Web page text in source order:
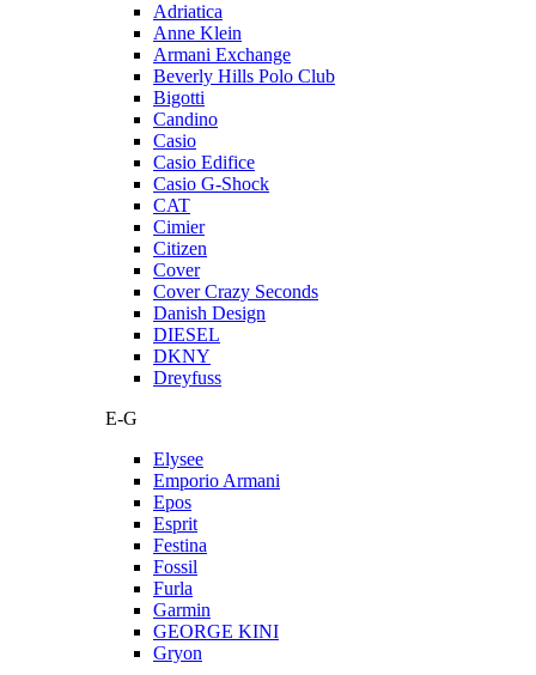
Adriatica
Anne Klein
Armani Exchange
Beverly Hills Polo Club
Bigotti
Candino
Casio
Casio Edifice
Casio G-Shock
CAT
Cimier
Citizen
Cover
Cover Crazy Seconds
Danish Design
DIESEL
DKNY
Dreyfuss
E-G
Elysee
Emporio Armani
Epos
Esprit
Festina
Fossil
Furla
Garmin
GEORGE KINI
Gryon